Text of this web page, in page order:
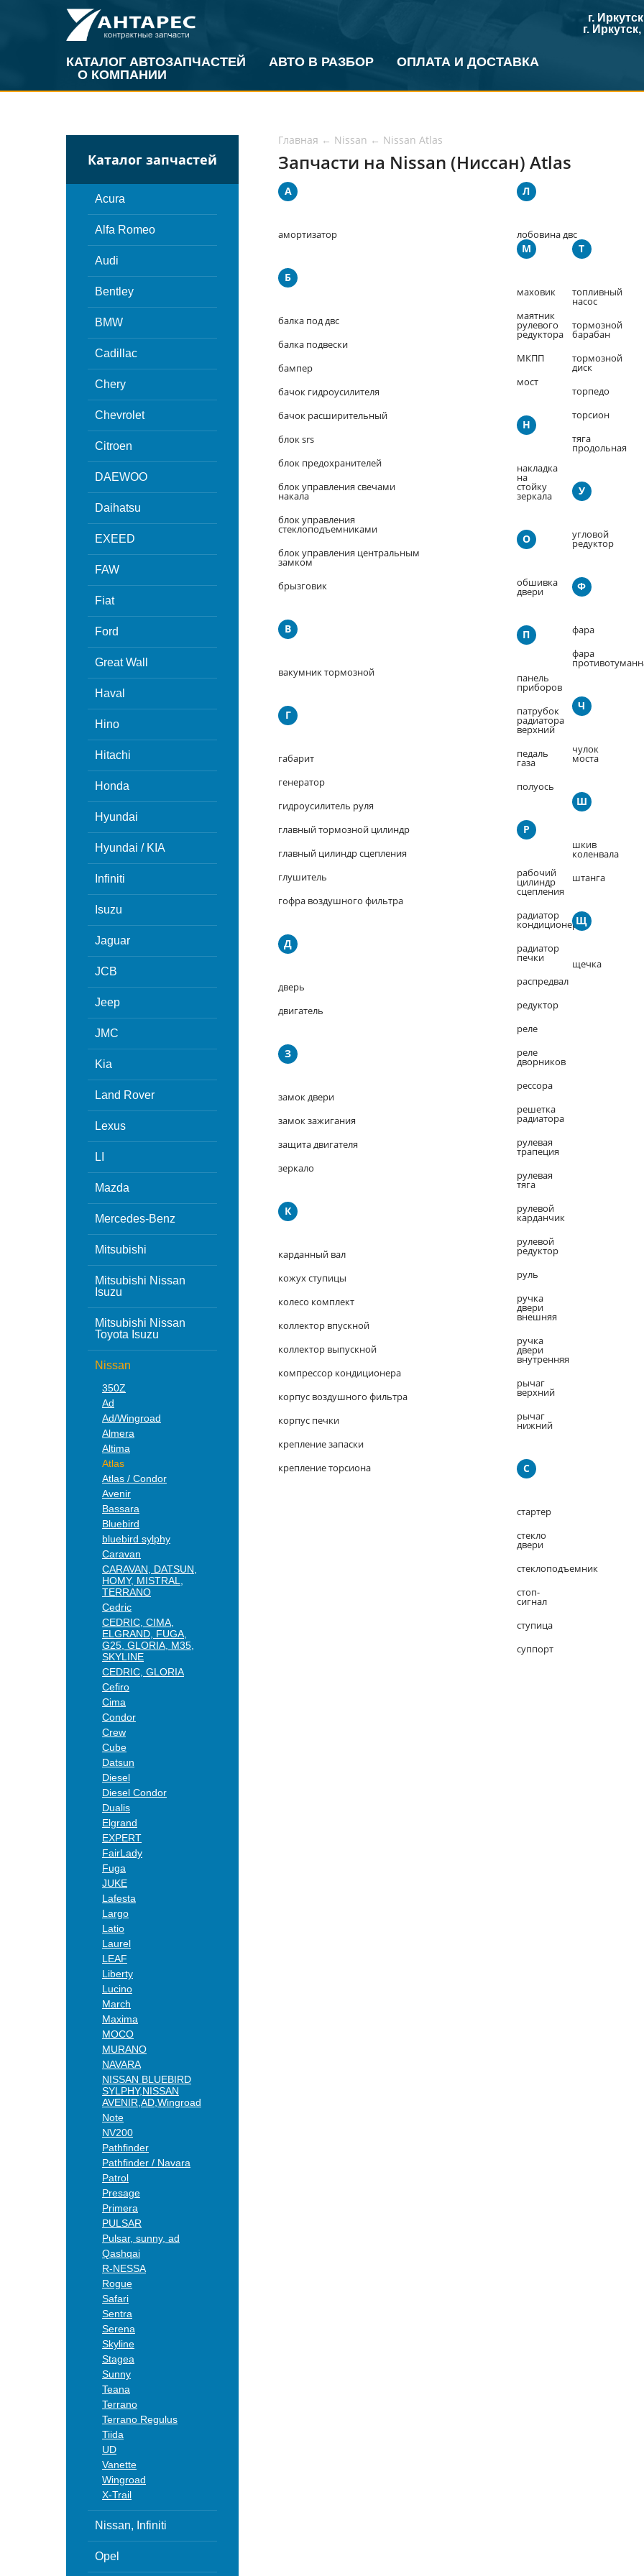
КАТАЛОГ АВТОЗАПЧАСТЕЙ АВТО В РАЗБОР
ОПЛАТА И ДОСТАВКА
О КОМПАНИИ
г.
г.
Каталог запчастей
Acura
Alfa Romeo
Audi
Bentley
BMW
Cadillac
Chery
Chevrolet
Citroen
DAEWOO
Daihatsu
EXEED
FAW
Fiat
Ford
Great Wall
Haval
Hino
Hitachi
Honda
Hyundai
Hyundai / KIA
Infiniti
Isuzu
Jaguar
JCB
Jeep
JMC
Kia
Land Rover
Lexus
LI
Mazda
Mercedes-Benz
Mitsubishi
Mitsubishi Nissan
Isuzu
Mitsubishi Nissan
Toyota Isuzu
Nissan
350Z
Ad
Ad/Wingroad
Almera
Altima
Atlas
Atlas / Condor
Avenir
Bassara
Bluebird
bluebird sylphy
Caravan
CARAVAN, DATSUN,
HOMY, MISTRAL,
TERRANO
Cedric
CEDRIC, CIMA,
ELGRAND, FUGA,
G25, GLORIA, M35,
SKYLINE
CEDRIC, GLORIA
Cefiro
Cima
Condor
Crew
Cube
Datsun
Diesel
Diesel Condor
Dualis
Elgrand
EXPERT
FairLady
Fuga
JUKE
Lafesta
Largo
Latio
Laurel
LEAF
Liberty
Lucino
March
Maxima
MOCO
MURANO
NAVARA
NISSAN BLUEBIRD
SYLPHY,NISSAN
AVENIR,AD,Wingroad
Note
NV200
Pathfinder
Pathfinder / Navara
Patrol
Presage
Primera
PULSAR
Pulsar, sunny, ad
Qashqai
R-NESSA
Rogue
Safari
Sentra
Serena
Skyline
Stagea
Sunny
Teana
Terrano
Terrano Regulus
Tiida
UD
Vanette
Wingroad
X-Trail
Nissan, Infiniti
Opel
Главная ← Nissan ← Nissan Atlas
Запчасти на Nissan (Ниссан) Atlas
А
амортизатор
Б
балка под двс
балка подвески
бампер
бачок гидроусилителя
бачок расширительный
блок srs
блок предохранителей
блок управления свечами
накала
блок управления
стеклоподъемниками
блок управления центральным
замком
брызговик
В
вакумник тормозной
Г
габарит
генератор
гидроусилитель руля
главный тормозной цилиндр
главный цилиндр сцепления
глушитель
гофра воздушного фильтра
Д
дверь
двигатель
З
замок двери
замок зажигания
защита двигателя
зеркало
К
карданный вал
кожух ступицы
колесо комплект
коллектор впускной
коллектор выпускной
компрессор кондиционера
корпус воздушного фильтра
корпус печки
крепление запаски
крепление торсиона
Л
лобовина двс
М
маховик
маятник
рулевого
редуктора
МКПП
мост
Н
накладка
на
стойку
зеркала
О
обшивка
двери
П
панель
приборов
патрубок
радиатора
верхний
педаль
газа
полуось
Р
рабочий
цилиндр
сцепления
радиатор
кондиционера
радиатор
печки
распредвал
редуктор
реле
реле
дворников
рессора
решетка
радиатора
рулевая
трапеция
рулевая
тяга
рулевой
карданчик
рулевой
редуктор
руль
ручка
двери
внешняя
ручка
двери
внутренняя
рычаг
верхний
рычаг
нижний
С
стартер
стекло
двери
стеклоподъемник
стоп-
сигнал
ступица
суппорт
Т
топливный
насос
тормозной
барабан
тормозной
диск
торпедо
торсион
тяга
продольная
У
угловой
редуктор
Ф
фара
фара
Ч
чулок
моста
Ш
шкив
коленвала
штанга
Щ
щечка